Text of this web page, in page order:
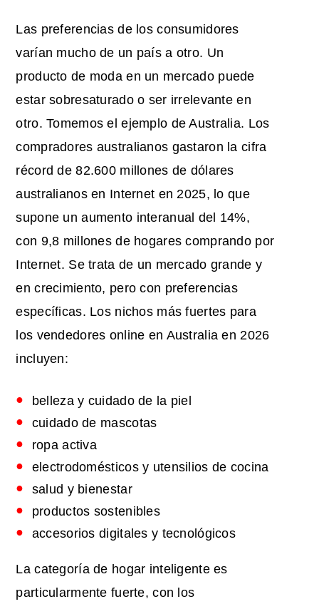
Las preferencias de los consumidores
varían mucho de un país a otro. Un
producto de moda en un mercado puede
estar sobresaturado o ser irrelevante en
otro. Tomemos el ejemplo de Australia. Los
compradores australianos gastaron la cifra
récord de 82.600 millones de dólares
australianos en Internet en 2025, lo que
supone un aumento interanual del 14%,
con 9,8 millones de hogares comprando por
Internet. Se trata de un mercado grande y
en crecimiento, pero con preferencias
específicas. Los nichos más fuertes para
los vendedores online en Australia en 2026
incluyen:
belleza y cuidado de la piel
cuidado de mascotas
ropa activa
electrodomésticos y utensilios de cocina
salud y bienestar
productos sostenibles
accesorios digitales y tecnológicos
La categoría de hogar inteligente es
particularmente fuerte, con los